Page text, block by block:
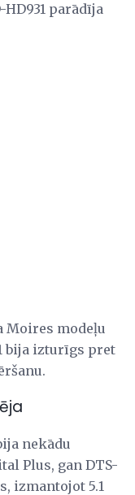
parādīja
Moires modeļu
bija izturīgs pret
nekādu
Plus, gan DTS-
izmantojot 5.1